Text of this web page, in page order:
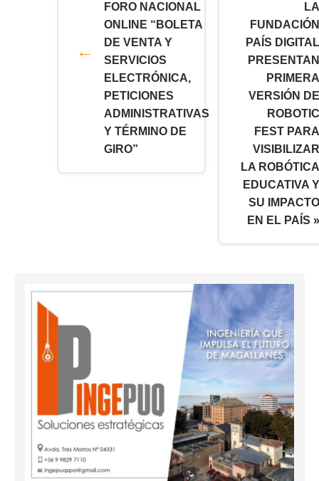
FORO NACIONAL
ONLINE “BOLETA
DE VENTA Y
SERVICIOS
ELECTRÓNICA,
PETICIONES
ADMINISTRATIVAS
Y TÉRMINO DE
GIRO”
LA
FUNDACIÓN
PAÍS DIGITAL
PRESENTAN
PRIMERA
VERSIÓN DE
ROBOTIC
FEST PARA
VISIBILIZAR
LA ROBÓTICA
EDUCATIVA Y
SU IMPACTO
EN EL PAÍS »